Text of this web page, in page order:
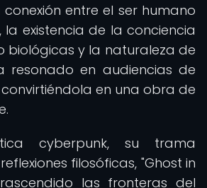
entre el ser humano
existencia de la conciencia
biológicas y la naturaleza de
resonado en audiencias de
en una obra de
cyberpunk, su trama
filosóficas, "Ghost in
las fronteras del